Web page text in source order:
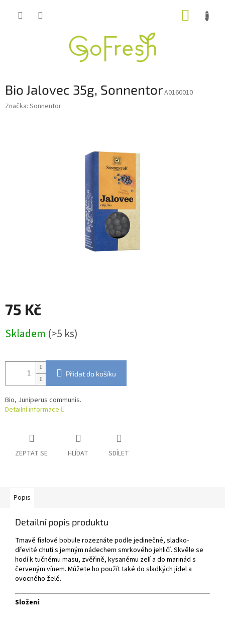
Bio Jalovec 35g, SonnentorA0160010
Značka: Sonnentor
75 Kč
cena:
Skladem (>5 ks)
Přidat do košíku
Bio, Juniperus communis.
Detailní informace
ZEPTAT SE HLÍDAT SDÍLET
Popis
Detailní popis produktu
Tmavě fialové bobule rozeznáte podle jedinečné, sladko-
dřevité chuti s jemným nádechem smrkového jehličí. Skvěle se
hodí k tučnému masu, zvěřině, kysanému zelí a do marinád s
červeným vínem. Můžete ho použít také do sladkých jídel a
ovocného želé.
Složení: